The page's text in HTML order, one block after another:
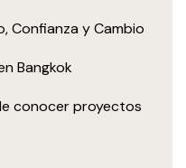
Confianza y Cambio
Bangkok
conocer proyectos